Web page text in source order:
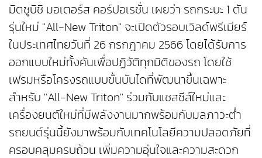
มิตซูบิชิ มอเตอร์ส คอร์ปอเรชั่น เผยว่า รถกระบะ 1 ตัน
รุ่นใหม่ "All-New Triton" จะเปิดตัวรอบเวิลด์พรีเมียร์
ในประเทศไทยวันที่ 26 กรกฎาคม 2566 โดยได้รับการ
ออกแบบใหม่ทั้งคันเพื่อปฏิวัติทุกมิติของรถ โดยใช้
เฟรมหรือโครงรถแบบขั้นบันไดที่พัฒนาขึ้นเฉพาะ
สำหรับ "All-New Triton" ร่วมกับแชสซีส์ใหม่และ
เครื่องยนต์ใหม่ที่มีพลังงานมากพร้อมกับมลภาวะต่ำ
รถยนต์รุ่นนี้ยังมาพร้อมกับเทคโนโลยีความปลอดภัยที่
ครอบคลุมครบถ้วน เพิ่มความอุ่นใจและความสะดวก